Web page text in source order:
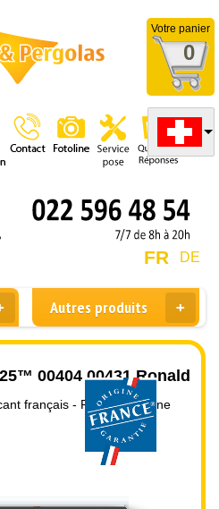
Votre panier
0
DE
FR
Autres produits
00404 00431 Ronald
français - Prix direct usine